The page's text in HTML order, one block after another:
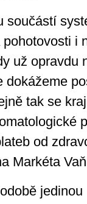
součástí
i
už opravdu
dokážeme
tak se
od
Markéta